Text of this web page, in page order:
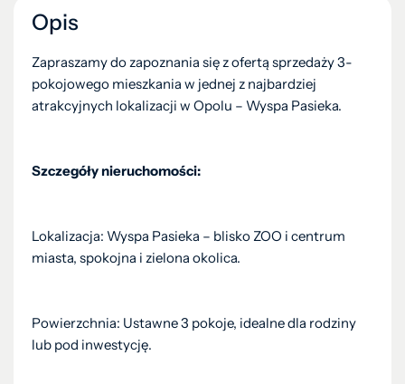
Opis
Zapraszamy do zapoznania się z ofertą sprzedaży 3-
pokojowego mieszkania w jednej z najbardziej
atrakcyjnych lokalizacji w Opolu – Wyspa Pasieka.
Szczegóły nieruchomości:
Lokalizacja: Wyspa Pasieka – blisko ZOO i centrum
miasta, spokojna i zielona okolica.
Powierzchnia: Ustawne 3 pokoje, idealne dla rodziny
lub pod inwestycję.